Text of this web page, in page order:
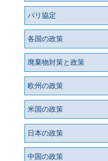
パリ協定
各国の政策
廃棄物対策と政策
欧州の政策
米国の政策
日本の政策
中国の政策